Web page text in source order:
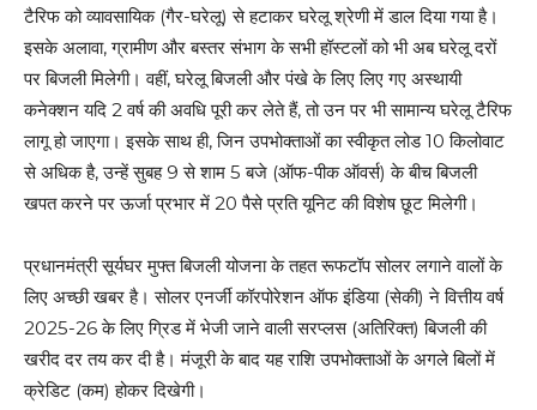
टैरिफ को व्यावसायिक (गैर-घरेलू) से हटाकर घरेलू श्रेणी में डाल दिया गया है।
इसके अलावा, ग्रामीण और बस्तर संभाग के सभी हॉस्टलों को भी अब घरेलू दरों
पर बिजली मिलेगी। वहीं, घरेलू बिजली और पंखे के लिए लिए गए अस्थायी
कनेक्शन यदि 2 वर्ष की अवधि पूरी कर लेते हैं, तो उन पर भी सामान्य घरेलू टैरिफ
लागू हो जाएगा। इसके साथ ही, जिन उपभोक्ताओं का स्वीकृत लोड 10 किलोवाट
से अधिक है, उन्हें सुबह 9 से शाम 5 बजे (ऑफ-पीक ऑवर्स) के बीच बिजली
खपत करने पर ऊर्जा प्रभार में 20 पैसे प्रति यूनिट की विशेष छूट मिलेगी।
प्रधानमंत्री सूर्यघर मुफ्त बिजली योजना के तहत रूफटॉप सोलर लगाने वालों के
लिए अच्छी खबर है। सोलर एनर्जी कॉरपोरेशन ऑफ इंडिया (सेकी) ने वित्तीय वर्ष
2025-26 के लिए ग्रिड में भेजी जाने वाली सरप्लस (अतिरिक्त) बिजली की
खरीद दर तय कर दी है। मंजूरी के बाद यह राशि उपभोक्ताओं के अगले बिलों में
क्रेडिट (कम) होकर दिखेगी।